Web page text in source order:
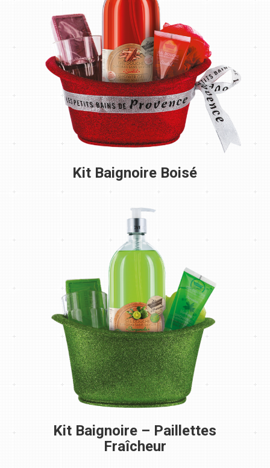
Kit Baignoire Boisé
Kit Baignoire – Paillettes
Fraîcheur